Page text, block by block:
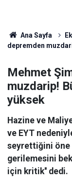
Ana Sayfa
depremden
Mehmet
muzdarip!
yüksek
Hazine ve
ve EYT
seyrettiğini öne
gerilemesini
için kritik'' dedi.